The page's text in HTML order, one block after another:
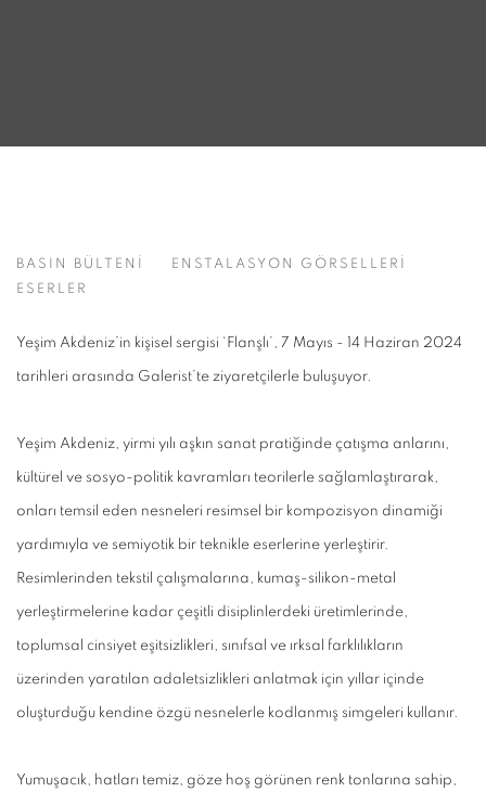
YEŞİM AKDENİZ
BASIN BÜLTENİ
ENSTALASYON GÖRSELLERİ
ESERLER
Yeşim Akdeniz’in kişisel sergisi ‘Flanşlı’, 7 Mayıs - 14 Haziran 2024
tarihleri arasında Galerist’te ziyaretçilerle buluşuyor.
Yeşim Akdeniz, yirmi yılı aşkın sanat pratiğinde çatışma anlarını,
kültürel ve sosyo-politik kavramları teorilerle sağlamlaştırarak,
onları temsil eden nesneleri resimsel bir kompozisyon dinamiği
yardımıyla ve semiyotik bir teknikle eserlerine yerleştirir.
Resimlerinden tekstil çalışmalarına, kumaş-silikon-metal
yerleştirmelerine kadar çeşitli disiplinlerdeki üretimlerinde,
toplumsal cinsiyet eşitsizlikleri, sınıfsal ve ırksal farklılıkların
üzerinden yaratılan adaletsizlikleri anlatmak için yıllar içinde
oluşturduğu kendine özgü nesnelerle kodlanmış simgeleri kullanır.
Yumuşacık, hatları temiz, göze hoş görünen renk tonlarına sahip,